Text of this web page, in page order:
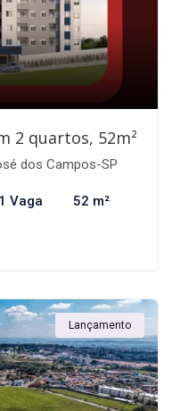
2 quartos, 52m²
dos Campos-SP
1 Vaga 52 m²
Lançamento